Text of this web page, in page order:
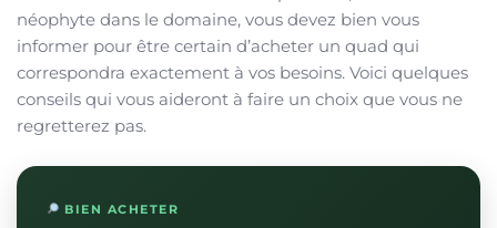
néophyte dans le domaine, vous devez bien vous
informer pour être certain d’acheter un quad qui
correspondra exactement à vos besoins. Voici quelques
conseils qui vous aideront à faire un choix que vous ne
regretterez pas.
BIEN ACHETER